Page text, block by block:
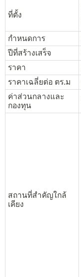
ที่ตั้ง
กำหนดการ
ปีที่สร้างเสร็จ
ราคา
ราคาเฉลี่ยต่อ ตร.ม
ค่าส่วนกลางและ
กองทุน
สถานที่สำคัญใกล้
เคียง